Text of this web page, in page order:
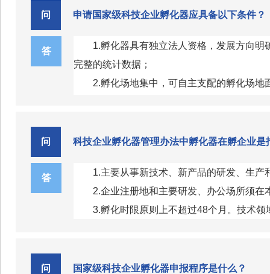
问 申请国家级科技企业孵化器应具备以下条件？
答
1.孵化器具有独立法人资格，发展方向
完整的统计数据；
2.孵化场地集中，可自主支配的孵化场
4.孵化器拥有职业化的服务队伍，专业
业、创业者提供专业化、实践性辅导服务的
5.孵化器在孵企业中已申请专利的企业
6.孵化器在孵企业不少于50家且每千平
问 科技企业孵化器管理办法中孵化器在孵企业
答
1.主要从事新技术、新产品的研发、生
2.企业注册地和主要研发、办公场所须
3.孵化时限原则上不超过48个月。技术
问 国家级科技企业孵化器申报程序是什么？